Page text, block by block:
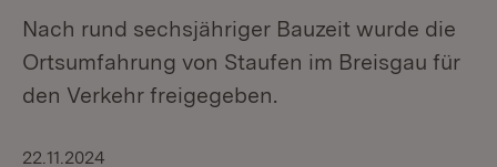
Nach rund sechsjähriger Bauzeit wurde die
Ortsumfahrung von Staufen im Breisgau für
den Verkehr freigegeben.
22.11.2024